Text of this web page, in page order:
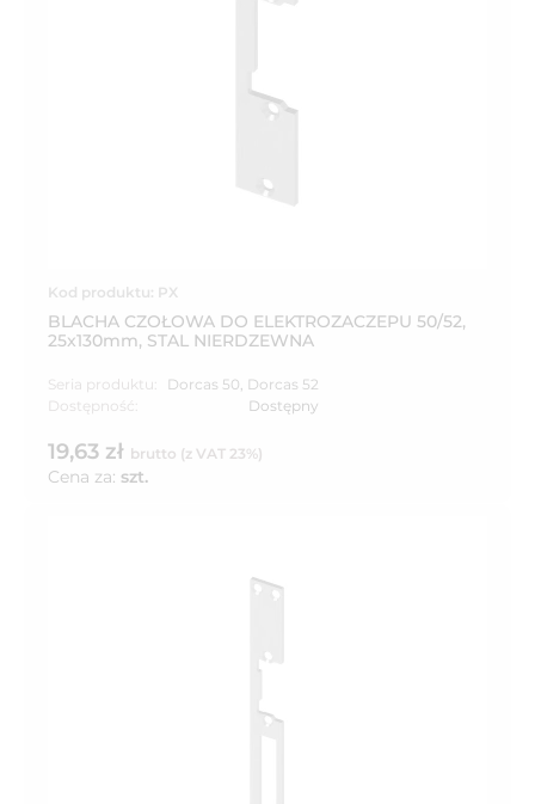
Kod produktu: PX
BLACHA CZOŁOWA DO ELEKTROZACZEPU 50/52,
25x130mm, STAL NIERDZEWNA
Seria produktu: Dorcas 50, Dorcas 52
Dostępność:
Dostępny
19,63 zł brutto (z VAT 23%)
Cena za: szt.